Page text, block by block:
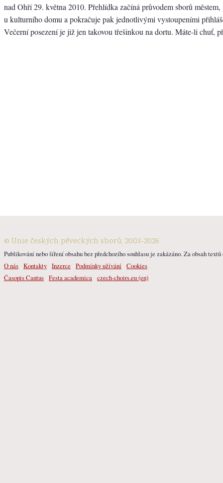
nad Ohří 29. května 2010. Přehlídka začíná průvodem sborů
u kulturního domu a pokračuje pak jednotlivými vystoupeními
Večerní posezení je již jen takovou třešinkou na dortu. Máte-li chuť,
© Unie českých pěveckých sborů, 2003-2026
Publikování nebo šíření obsahu bez předchozího souhlasu je zakázáno. Za obsah
O nás Kontakty Inzerce Podmínky užívání Cookies
Časopis Cantus Festa academica czech-choirs.eu (en)